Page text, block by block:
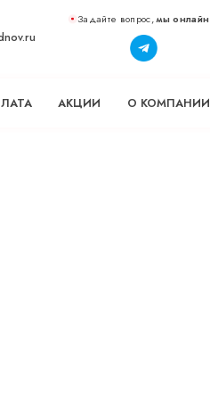
Задайте вопрос,мы онлайн
АКЦИИ О КОМПАНИИ